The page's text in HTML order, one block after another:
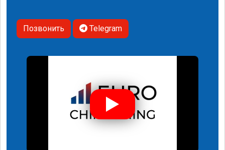
Позвонить Telegram